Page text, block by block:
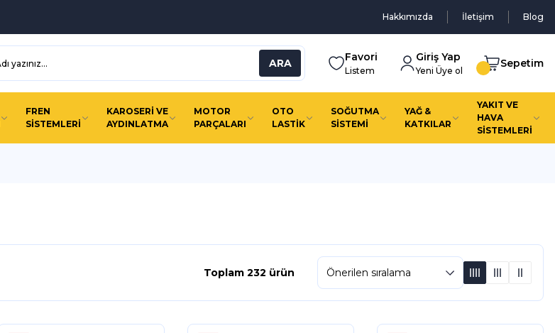
Hakkımızda İletişim Blog
ARA Favori
Listem
Giriş Yap
Yeni Üye ol
Sepetim
FREN
SİSTEMLERİ
KAROSERİ VE
AYDINLATMA
MOTOR
PARÇALARI
OTO
LASTİK
SOĞUTMA
SİSTEMİ
YAĞ &
KATKILAR
YAKIT VE
HAVA
SİSTEMLERİ
Toplam 232 ürün